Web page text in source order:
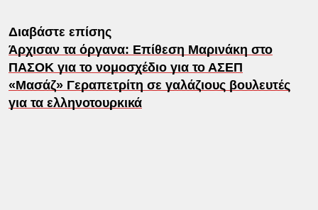
Διαβάστε επίσης
Άρχισαν τα όργανα: Επίθεση Μαρινάκη στο
ΠΑΣΟΚ για το νομοσχέδιο για το ΑΣΕΠ
«Μασάζ» Γεραπετρίτη σε γαλάζιους βουλευτές
για τα ελληνοτουρκικά